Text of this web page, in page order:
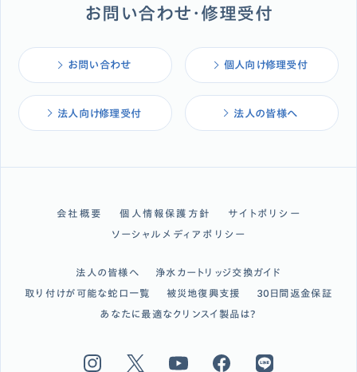
お問い合わせ・修理受付
お問い合わせ 個人向け修理受付
法人向け修理受付 法人の皆様へ
会社概要 個人情報保護方針
サイトポリシー
ソーシャルメディアポリシー
法人の皆様へ
浄水カートリッジ交換ガイド
取り付けが可能な蛇口一覧
被災地復興支援
30日間返金保証
あなたに最適なクリンスイ製品は？